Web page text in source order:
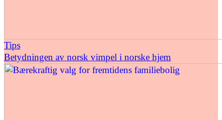
Tips
Betydningen av norsk vimpel i norske hjem